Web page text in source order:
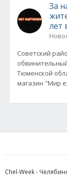
За
лет
Советский
Тюменской
магазин "Мир
Chel-Week -